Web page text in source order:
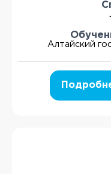
Алтайский